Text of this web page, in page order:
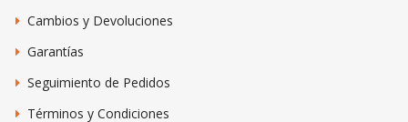
Cambios y Devoluciones
Garantías
Seguimiento de Pedidos
Términos y Condiciones